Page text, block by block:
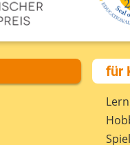
für